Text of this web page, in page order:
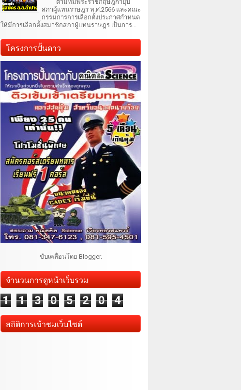
ตามที่มีพระราชกฤษฎีกายุบ
สภาผู้แทนราษฎร พ.ศ.2566 และคณะ
กรรมการการเลือกตั้งประกาศกำหนด
ให้มีการเลือกตั้งสมาชิกสภาผู้แทนราษฎร เป็นการ...
โครงการปั้นดาว
ขับเคลื่อนโดย Blogger.
จำนวนการดูหน้าเว็บรวม
1 1 3 0 5 2 0 4
สถิติการเข้าชมเว็บไซต์